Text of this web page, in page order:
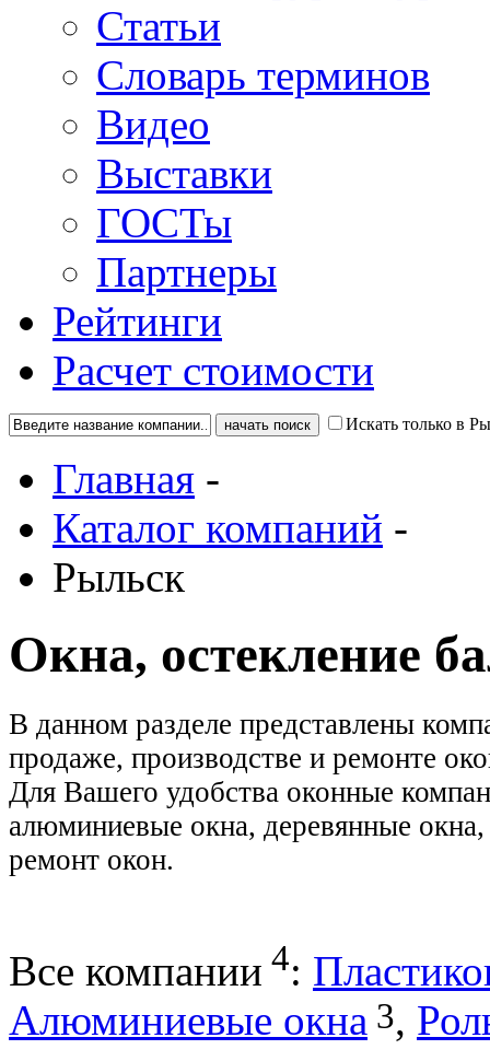
Статьи
Словарь терминов
Видео
Выставки
ГОСТы
Партнеры
Рейтинги
Расчет стоимости
Искать только в
Главная -
Каталог компаний -
Рыльск
Окна, остекление
В данном разделе представлены
продаже, производстве и ремонте
Для Вашего удобства оконные
алюминиевые окна, деревянные
ремонт окон.
Все компании 4:
Алюминиевые окна 3,